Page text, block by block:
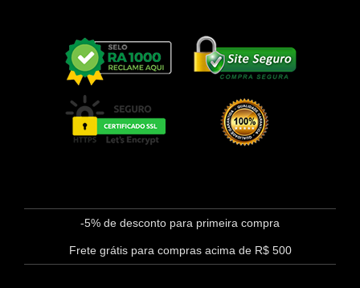
-5% de desconto para primeira compra
Frete grátis para compras acima de R$ 500